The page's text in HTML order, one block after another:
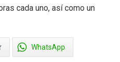
cada uno, así como un
WhatsApp